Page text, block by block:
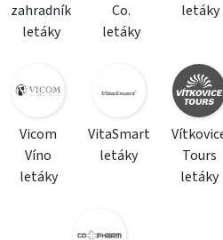
zahradník
letáky
Co.
letáky
letáky
Vicom
Víno
letáky
VitaSmart
letáky
Tours
letáky